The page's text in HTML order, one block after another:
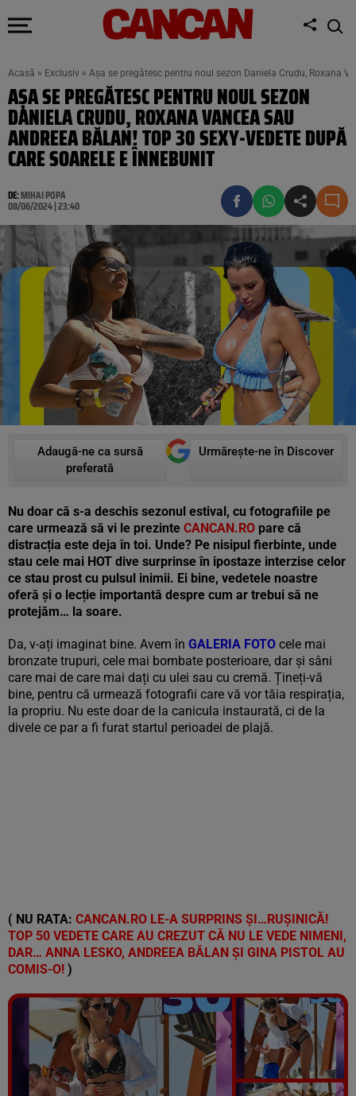
Acasă » Exclusiv » Așa se pregătesc pentru noul sezon Daniela Crudu, Roxana
AȘA SE PREGĂTESC PENTRU NOUL SEZON
DANIELA CRUDU, ROXANA VANCEA SAU
ANDREEA BĂLAN! TOP 30 SEXY-VEDETE DUPĂ
CARE SOARELE E ÎNNEBUNIT
DE:MIHAI POPA
08/06/2024 | 23:40
Adaugă-ne ca sursă
preferată
Urmărește-ne în Discover
Nu doar că s-a deschis sezonul estival, cu fotografiile pe
care urmează să vi le prezinte CANCAN.RO pare că
distracția este deja în toi. Unde? Pe nisipul fierbinte, unde
stau cele mai HOT dive surprinse în ipostaze interzise celor
ce stau prost cu pulsul inimii. Ei bine, vedetele noastre
oferă și o lecție importantă despre cum ar trebui să ne
protejăm… la soare.
Da, v-ați imaginat bine. Avem în GALERIA FOTO cele mai
bronzate trupuri, cele mai bombate posterioare, dar și sâni
care mai de care mai dați cu ulei sau cu cremă. Țineți-vă
bine, pentru că urmează fotografii care vă vor tăia respirația,
la propriu. Nu este doar de la canicula instaurată, ci de la
divele ce par a fi furat startul perioadei de plajă.
( NU RATA: CANCAN.RO LE-A SURPRINS ȘI…RUȘINICĂ!
TOP 50 VEDETE CARE AU CREZUT CĂ NU LE VEDE NIMENI,
DAR… ANNA LESKO, ANDREEA BĂLAN ȘI GINA PISTOL AU
COMIS-O! )